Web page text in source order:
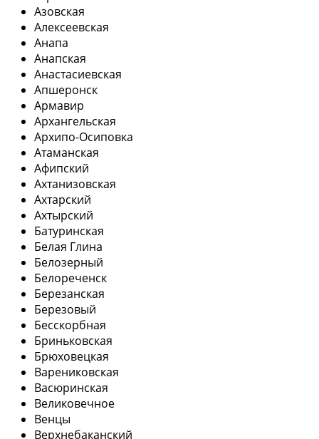
Азовская
Алексеевская
Анапа
Анапская
Анастасиевская
Апшеронск
Армавир
Архангельская
Архипо-Осиповка
Атаманская
Афипский
Ахтанизовская
Ахтарский
Ахтырский
Батуринская
Белая Глина
Белозерный
Белореченск
Березанская
Березовый
Бесскорбная
Бриньковская
Брюховецкая
Варениковская
Васюринская
Великовечное
Венцы
Верхнебаканский